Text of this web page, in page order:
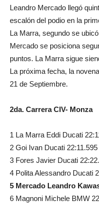
Leandro Mercado llegó
escalón del podio en la
La Marra, segundo se
Mercado se posiciona
puntos. La Marra sigue
La próxima fecha, la
21 de Septiembre.
2da. Carrera CIV- Monza
1 La Marra Eddi Ducati
2 Goi Ivan Ducati 22:11.595
3 Fores Javier Ducati
4 Polita Alessandro Ducati
5 Mercado Leandro
6 Magnoni Michele BMW